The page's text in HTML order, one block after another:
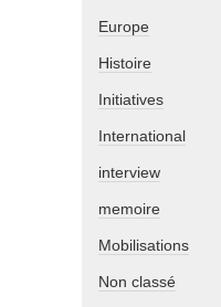
Europe
Histoire
Initiatives
International
interview
memoire
Mobilisations
Non classé